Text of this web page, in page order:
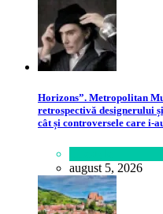
Horizons”. Metropolitan
retrospectivă designerului
cât și controversele care i-
august 5, 2026